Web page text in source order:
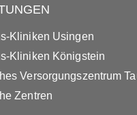
Kliniken Usingen
Kliniken Königstein
Versorgungszentrum
Zentren